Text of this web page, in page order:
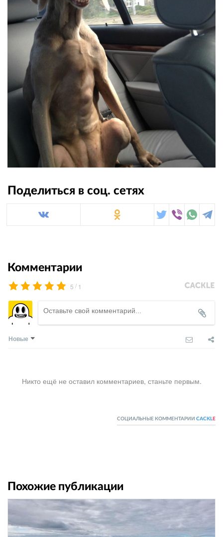
Поделиться в соц. сетях
Комментарии
5 / 1
Новые
Никто ещё не оставил комментариев, станьте первым.
СОЦИАЛЬНЫЕ КОММЕНТАРИИ CACKL E
Похожие публикации